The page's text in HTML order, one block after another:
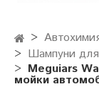
Шампуни
Meguiars
мойки